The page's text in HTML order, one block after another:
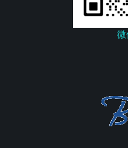
微